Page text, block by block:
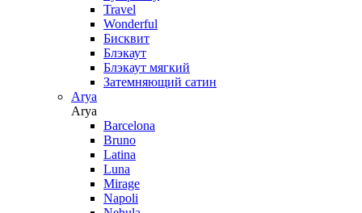
Travel
Wonderful
Бисквит
Блэкаут
Блэкаут мягкий
Затемняющий сатин
Arya
Arya
Barcelona
Bruno
Latina
Luna
Mirage
Napoli